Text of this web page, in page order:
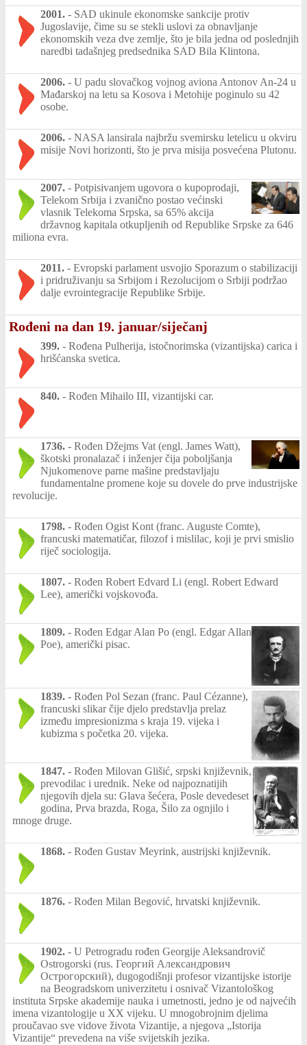
2001. - SAD ukinule ekonomske sankcije protiv
Jugoslavije, čime su se stekli uslovi za obnavljanje
ekonomskih veza dve zemlje, što je bila jedna od poslednjih
naredbi tadašnjeg predsednika SAD Bila Klintona.
2006. - U padu slovačkog vojnog aviona Antonov An-24 u
Mađarskoj na letu sa Kosova i Metohije poginulo su 42
osobe.
2006. - NASA lansirala najbržu svemirsku letelicu u okviru
misije Novi horizonti, što je prva misija posvećena Plutonu.
2007. - Potpisivanjem ugovora o kupoprodaji,
Telekom Srbija i zvanično postao većinski
vlasnik Telekoma Srpska, sa 65% akcija
državnog kapitala otkupljenih od Republike Srpske za 646
miliona evra.
2011. - Evropski parlament usvojio Sporazum o stabilizaciji
i pridruživanju sa Srbijom i Rezolucijom o Srbiji podržao
dalje evrointegracije Republike Srbije.
Rođeni na dan 19. januar/siječanj
399. - Rođena Pulherija, istočnorimska (vizantijska) carica i
hrišćanska svetica.
840. - Rođen Mihailo III, vizantijski car.
1736. - Rođen Džejms Vat (engl. James Watt),
škotski pronalazač i inženjer čija poboljšanja
Njukomenove parne mašine predstavljaju
fundamentalne promene koje su dovele do prve industrijske
revolucije.
1798. - Rođen Ogist Kont (franc. Auguste Comte),
francuski matematičar, filozof i mislilac, koji je prvi smislio
riječ sociologija.
1807. - Rođen Robert Edvard Li (engl. Robert Edward
Lee), američki vojskovođa.
1809. - Rođen Edgar Alan Po (engl. Edgar Allan
Poe), američki pisac.
1839. - Rođen Pol Sezan (franc. Paul Cézanne),
francuski slikar čije djelo predstavlja prelaz
između impresionizma s kraja 19. vijeka i
kubizma s početka 20. vijeka.
1847. - Rođen Milovan Glišić, srpski književnik,
prevodilac i urednik. Neke od najpoznatijih
njegovih djela su: Glava šećera, Posle devedeset
godina, Prva brazda, Roga, Šilo za ognjilo i
mnoge druge.
1868. - Rođen Gustav Meyrink, austrijski književnik.
1876. - Rođen Milan Begović, hrvatski književnik.
1902. - U Petrogradu rođen Georgije Aleksandrovič
Ostrogorski (rus. Георгий Александрович
Острогорский), dugogodišnji profesor vizantijske istorije
na Beogradskom univerzitetu i osnivač Vizantološkog
instituta Srpske akademije nauka i umetnosti, jedno je od najvećih
imena vizantologije u XX vijeku. U mnogobrojnim djelima
proučavao sve vidove života Vizantije, a njegova „Istorija
Vizantije“ prevedena na više svijetskih jezika.